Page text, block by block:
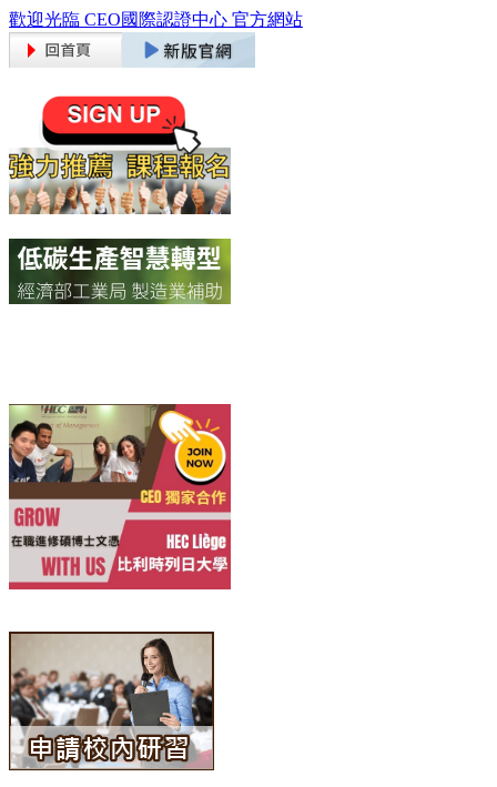
歡迎光臨 CEO國際認證中心 官方網站